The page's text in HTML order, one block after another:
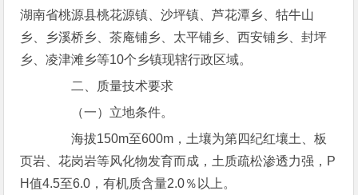
湖南省桃源县桃花源镇、沙坪镇、芦花潭乡、牯牛山
乡、乡溪桥乡、茶庵铺乡、太平铺乡、西安铺乡、封坪
乡、凌津滩乡等10个乡镇现辖行政区域。
二、质量技术要求
（一）立地条件。
海拔150m至600m，土壤为第四纪红壤土、板
页岩、花岗岩等风化物发育而成，土质疏松渗透力强，P
H值4.5至6.0，有机质含量2.0％以上。